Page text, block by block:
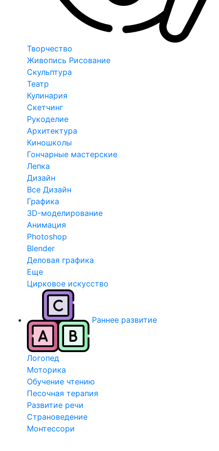
Творчество
Живопись Рисование
Скульптура
Театр
Кулинария
Скетчинг
Рукоделие
Архитектура
Киношколы
Гончарные мастерские
Лепка
Дизайн
Все Дизайн
Графика
3D-моделирование
Анимация
Photoshop
Blender
Деловая графика
Еще
Цирковое искусство
Раннее развитие
Логопед
Моторика
Обучение чтению
Песочная терапия
Развитие речи
Страноведение
Монтессори